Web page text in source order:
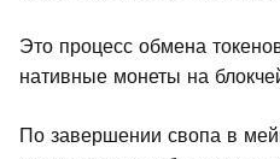
Это процесс обмена
нативные монеты на
По завершении свопа в